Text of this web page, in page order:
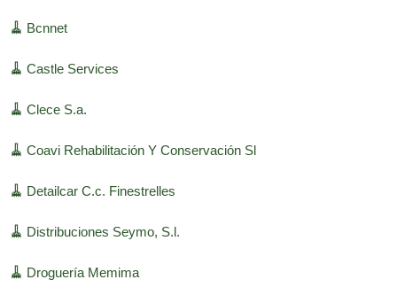
🧹 Bcnnet
🧹 Castle Services
🧹 Clece S.a.
🧹 Coavi Rehabilitación Y Conservación Sl
🧹 Detailcar C.c. Finestrelles
🧹 Distribuciones Seymo, S.l.
🧹 Droguería Memima